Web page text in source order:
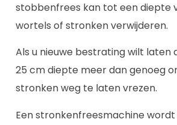
stobbenfrees kan tot een diepte
wortels of stronken verwijderen.
Als u nieuwe bestrating wilt laten
25 cm diepte meer dan genoeg
stronken weg te laten vrezen.
Een stronkenfreesmachine